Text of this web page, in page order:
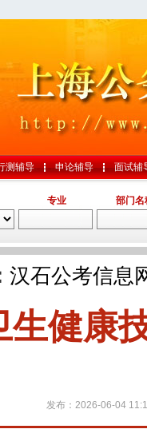
测辅导 申论辅导 面试辅
专业 部门名
汉石公考信息
生健康
发布：2026-06-04